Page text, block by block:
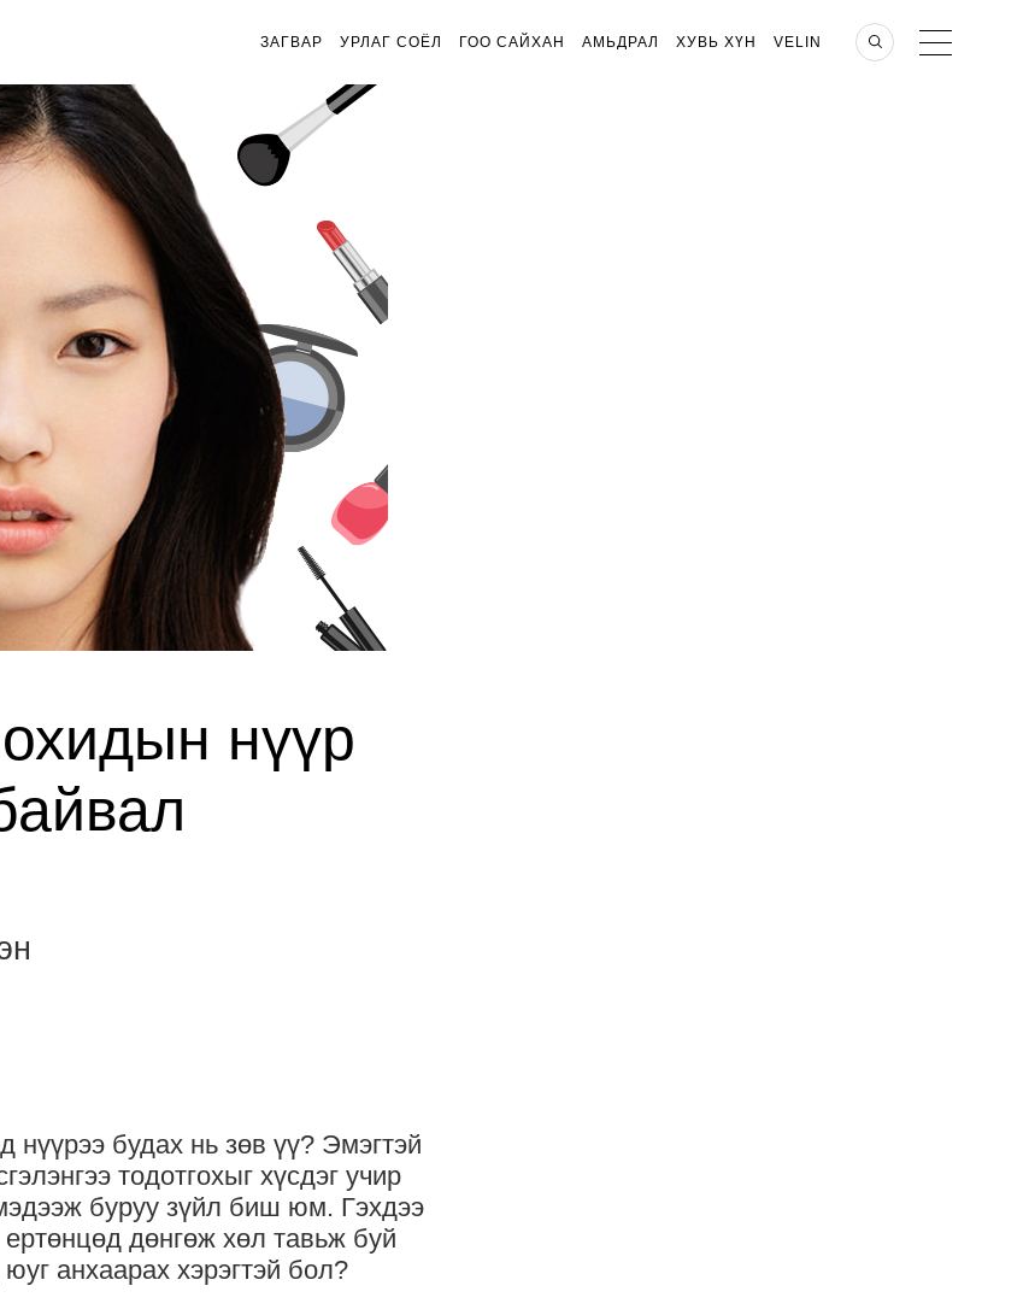
ЗАГВАР УРЛАГ СОЁЛ ГОО САЙХАН АМЬДРАЛ ХУВЬ ХҮН VELIN
нүүр
нүүрээ будах нь зөв үү? Эмэгтэй
тодотгохыг хүсдэг учир
буруу зүйл биш юм. Гэхдээ
дөнгөж хөл тавьж буй
анхаарах хэрэгтэй бол?